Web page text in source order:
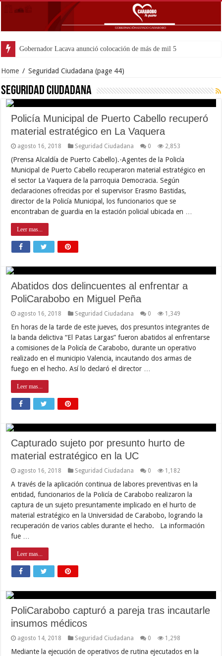
Gobernador Lacava anunció colocación de más de mil 500 toneladas
Home / Seguridad Ciudadana (page 44)
Seguridad Ciudadana
Policía Municipal de Puerto Cabello recuperó
material estratégico en La Vaquera
agosto 16, 2018 Seguridad Ciudadana 0 2,853
(Prensa Alcaldía de Puerto Cabello).-Agentes de la Policía
Municipal de Puerto Cabello recuperaron material estratégico en
el sector La Vaquera de la parroquia Democracia. Según
declaraciones ofrecidas por el supervisor Erasmo Bastidas,
director de la Policía Municipal, los funcionarios que se
encontraban de guardia en la estación policial ubicada en …
Leer mas...
Abatidos dos delincuentes al enfrentar a
PoliCarabobo en Miguel Peña
agosto 16, 2018 Seguridad Ciudadana 0 1,349
En horas de la tarde de este jueves, dos presuntos integrantes de
la banda delictiva “El Patas Largas” fueron abatidos al enfrentarse
a comisiones de la Policía de Carabobo, durante un operativo
realizado en el municipio Valencia, incautando dos armas de
fuego en el hecho. Así lo declaró el director …
Leer mas...
Capturado sujeto por presunto hurto de
material estratégico en la UC
agosto 16, 2018 Seguridad Ciudadana 0 1,182
A través de la aplicación continua de labores preventivas en la
entidad, funcionarios de la Policía de Carabobo realizaron la
captura de un sujeto presuntamente implicado en el hurto de
material estratégico en la Universidad de Carabobo, logrando la
recuperación de varios cables durante el hecho. La información
fue …
Leer mas...
PoliCarabobo capturó a pareja tras incautarle
insumos médicos
agosto 14, 2018 Seguridad Ciudadana 0 1,298
Mediante la ejecución de operativos de rutina ejecutados en la